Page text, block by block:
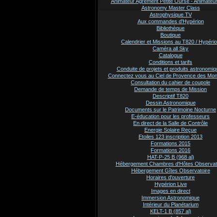
Astronomy Master Class
Astrophysique TV
Aux commandes d'Hypérion
Bibliothèque
Boutique
Calendrier et Missions au T820 /
Caméra all Sky
Catalogue
Conditions et tarifs
Conduite de projets et produits
Connectez vous au Ciel de Provence des
Consultation du cahier de coupole
Demande de temps de Mission
Descriptif T820
Dessin Astronomique
Documents sur le Patrimoine Nocturne
E-éducation pour les professeurs
En direct de la Salle de Contrôle
Energie Solaire Reçue
Etoiles 123 inscription 2013
Formations 2015
Formations 2016
HAT-P-25 B (968 al)
Hébergement Chambres d'Hôtes
Hébergement Gîtes Observatoire
Horaires d'ouverture
Hypérion Live
Images en direct
Immersion Astronomique
Intérieur du Planétarium
KELT-1 B (857 al)